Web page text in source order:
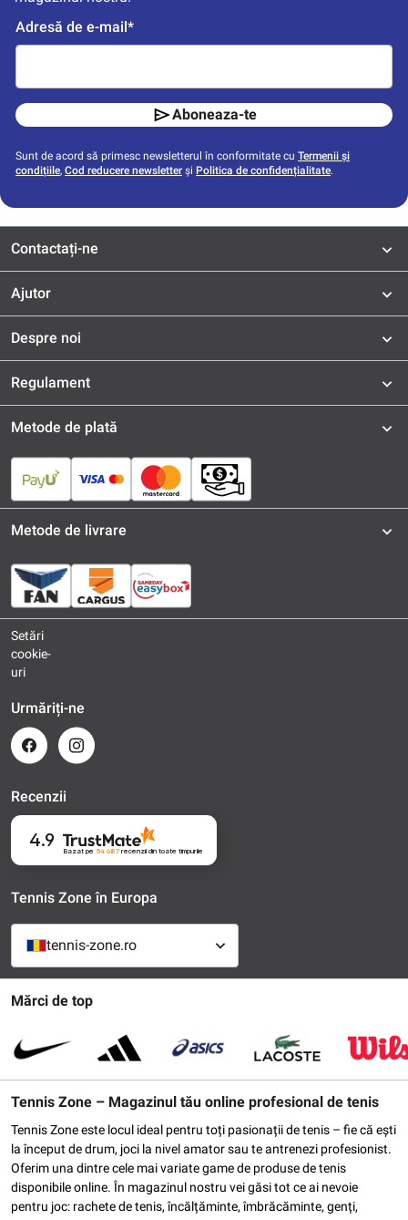
Adresă de e-mail*
Aboneaza-te
Sunt de acord să primesc newsletterul în conformitate cu Termenii și
condițiile, Cod reducere newsletter și Politica de confidențialitate.
Contactați-ne
Ajutor
Despre noi
Regulament
Mărci de top
Tennis Zone – Magazinul tău online profesional de tenis
Tennis Zone este locul ideal pentru toți pasionații de tenis – fie că ești
la început de drum, joci la nivel amator sau te antrenezi profesionist.
Oferim una dintre cele mai variate game de produse de tenis
disponibile online. În magazinul nostru vei găsi tot ce ai nevoie
pentru joc: rachete de tenis, încălțăminte, îmbrăcăminte, genți,
Metode de plată
Metode de livrare
Setări
cookie-
uri
Urmăriți-ne
Recenzii
4.9
Bazat pe 54 687recenziidin toate timpurile
Tennis Zone în Europa
tennis-zone.ro